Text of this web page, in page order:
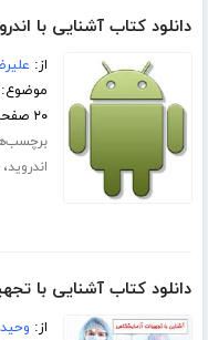
دانلود کتاب آشنایی با
از:
۲۰ صفحه
اندروید،
دانلود کتاب آشنایی با
از: